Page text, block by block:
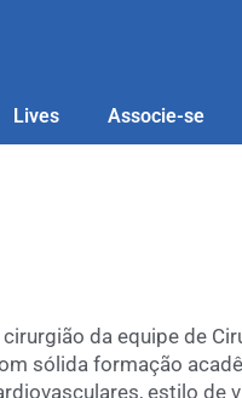
Lives Associe-se
da equipe de
sólida formação
estilo de